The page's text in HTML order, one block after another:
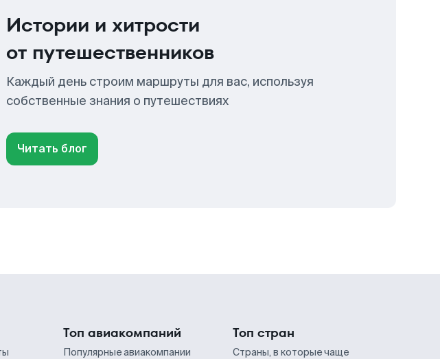
Истории и хитрости
от путешественников
Каждый день строим маршруты для вас, используя
собственные знания о путешествиях
Читать блог
Топ авиакомпаний
Популярные авиакомпании
Топ стран
Страны, в которые чаще